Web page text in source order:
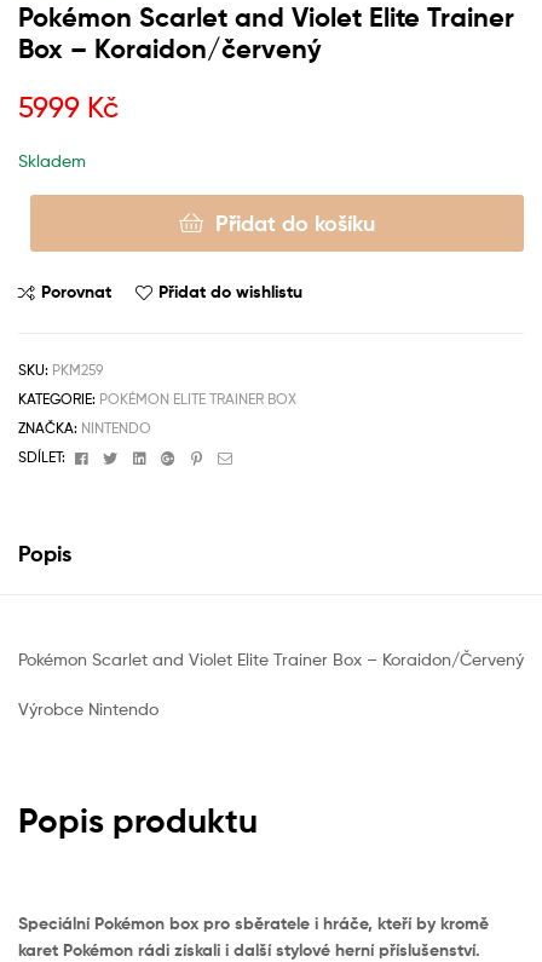
Pokémon Scarlet and Violet Elite Trainer
Box – Koraidon/červený
5999 Kč
Skladem
Přidat do košíku
Porovnat Přidat do wishlistu
SKU: PKM259
KATEGORIE: POKÉMON ELITE TRAINER BOX
ZNAČKA: NINTENDO
SDÍLET:
FacebookTwitterLinkedinGoogle+Pinterest
Email
Popis
Pokémon Scarlet and Violet Elite Trainer Box – Koraidon/Červený
Výrobce Nintendo
Popis produktu
Speciální Pokémon box pro sběratele i hráče, kteří by kromě
karet Pokémon rádi získali i další stylové herní příslušenství.